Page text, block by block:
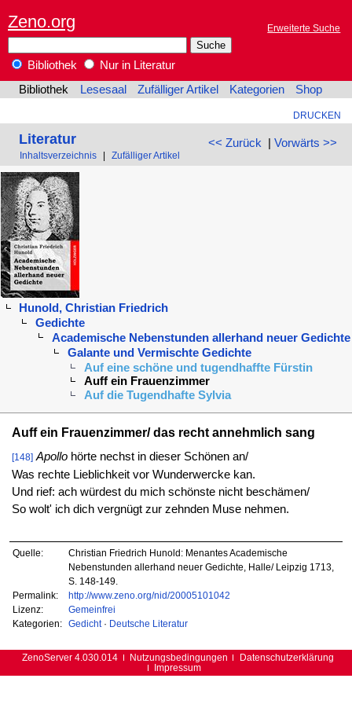
Zeno.org Erweiterte Suche
Bibliothek
Nur in Literatur
Bibliothek
Lesesaal Zufälliger Artikel Kategorien Shop
DRUCKEN
<< Zurück | Vorwärts >>
Literatur
Inhaltsverzeichnis Zufälliger Artikel
Hunold, Christian Friedrich
Gedichte
Academische Nebenstunden allerhand neuer Gedichte
Galante und Vermischte Gedichte
Auf eine schöne und tugendhaffte Fürstin
Auff ein Frauenzimmer
Auf die Tugendhafte Sylvia
Auff ein Frauenzimmer/ das recht annehmlich sang
[148] Apollohörte nechst in dieser Schönen an/
Was rechte Lieblichkeit vor Wunderwercke kan.
Und rief: ach würdest du mich schönste nicht beschämen/
So wolt' ich dich vergnügt zur zehnden Muse nehmen.
Quelle:
Christian Friedrich Hunold: Menantes Academische
Nebenstunden allerhand neuer Gedichte, Halle/ Leipzig 1713,
S. 148-149.
Permalink:
http://www.zeno.org/nid/20005101042
Lizenz:
Gemeinfrei
Kategorien:
Gedicht· Deutsche Literatur
ZenoServer 4.030.014 Nutzungsbedingungen
Datenschutzerklärung
Impressum